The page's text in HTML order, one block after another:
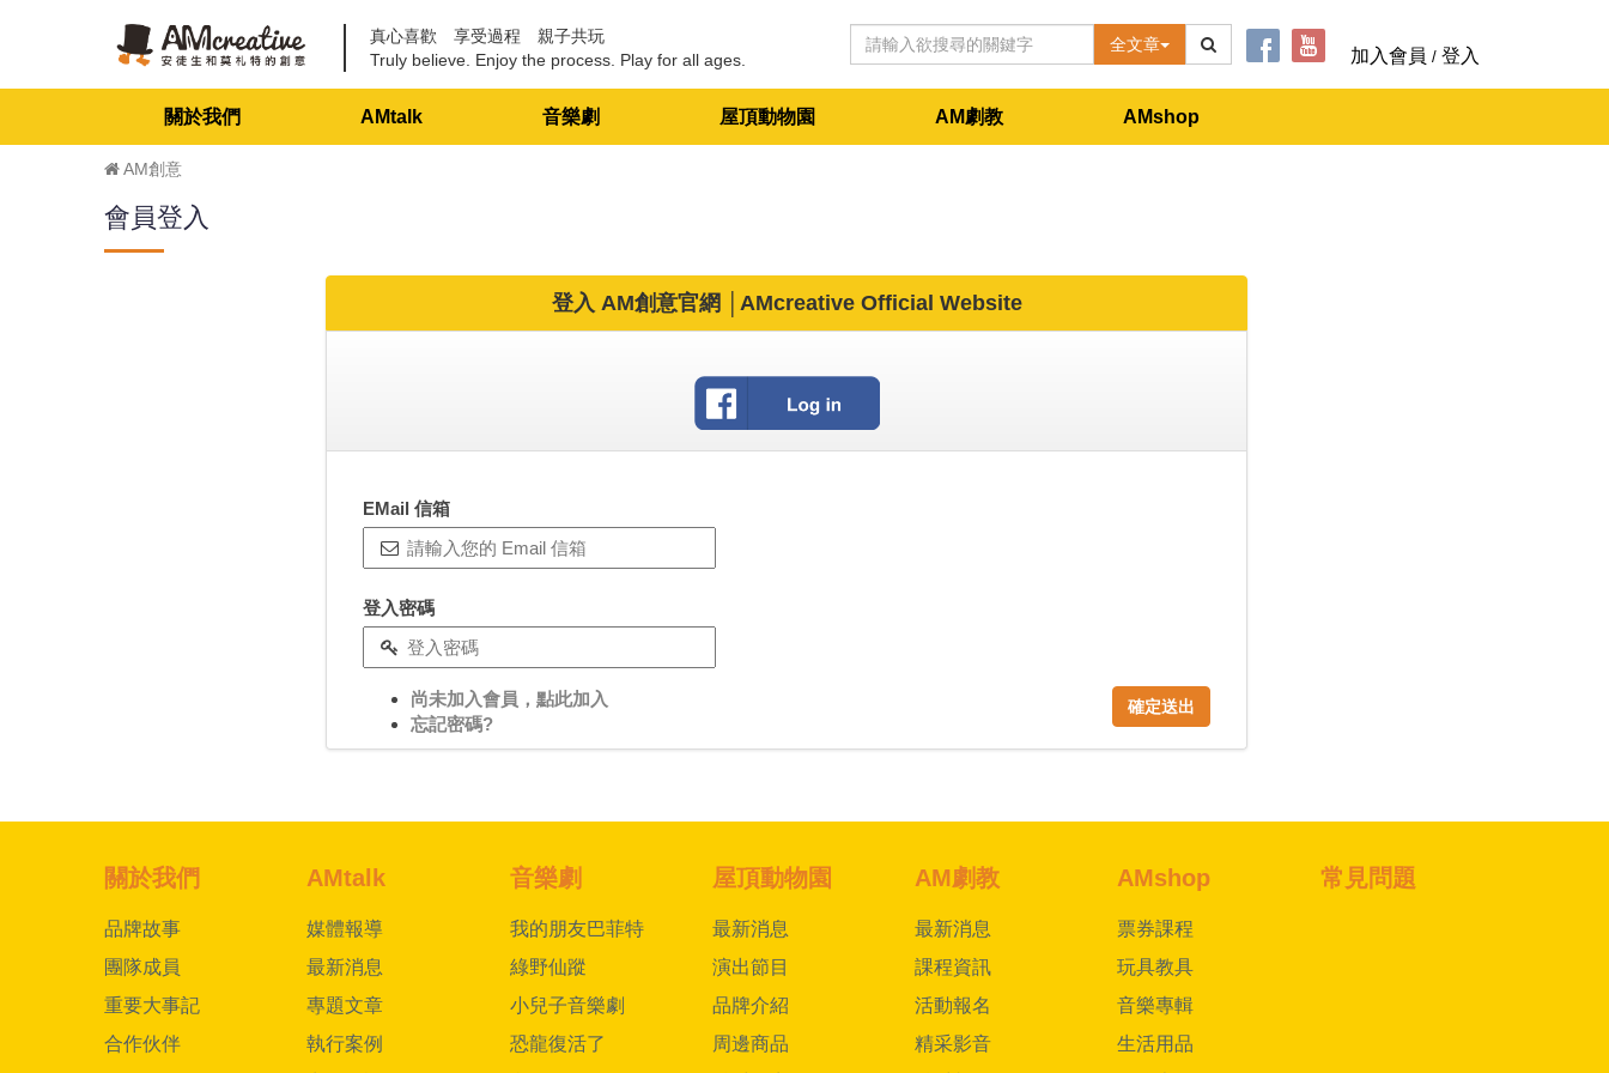
真心喜歡 享受過程 親子共玩
Truly believe. Enjoy the process. Play for all ages.
全文章
加入會員 / 登入
關於我們 AMtalk 音樂劇 屋頂動物園 AM劇教 AMshop
AM創意
會員登入
登入 AM創意官網 │AMcreative Official Website
EMail 信箱
登入密碼
尚未加入會員，點此加入
忘記密碼?
確定送出
關於我們
品牌故事
團隊成員
重要大事記
合作伙伴
AMtalk
媒體報導
最新消息
專題文章
執行案例
音樂劇
我的朋友巴菲特
綠野仙蹤
小兒子音樂劇
恐龍復活了
屋頂動物園
最新消息
演出節目
品牌介紹
周邊商品
AM劇教
最新消息
課程資訊
活動報名
精采影音
AMshop
票券課程
玩具教具
音樂專輯
生活用品
常見問題